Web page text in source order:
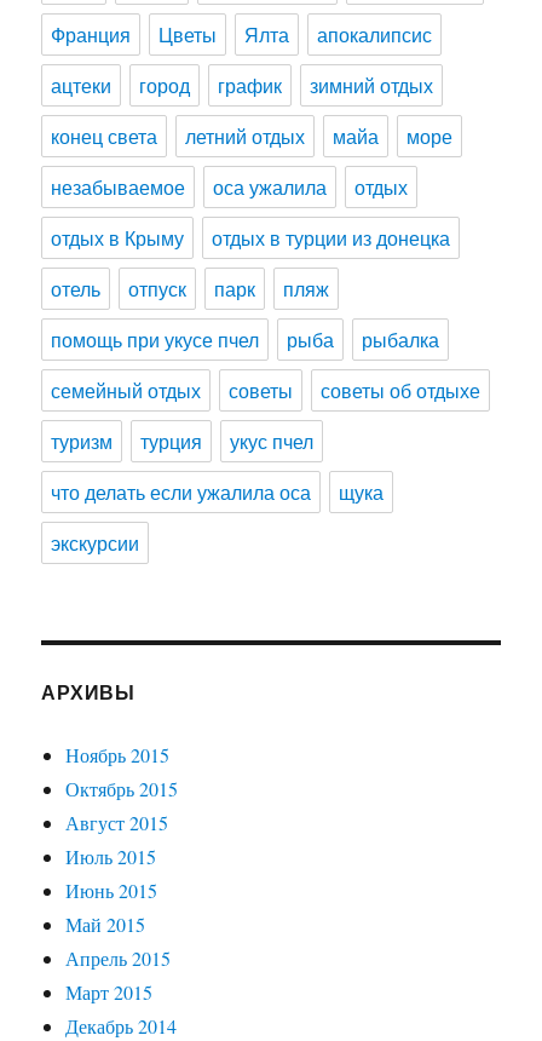
Франция
Цветы Ялта
апокалипсис
ацтеки
город график
зимний отдых
конец света
летний отдых майа
море
незабываемое
оса ужалила
отдых
отдых в Крыму
отдых в турции из донецка
отель
отпуск парк
пляж
помощь при укусе пчел
рыба
рыбалка
семейный отдых
советы
советы об отдыхе
туризм
турция
укус пчел
что делать если ужалила оса
щука
экскурсии
АРХИВЫ
Ноябрь 2015
Октябрь 2015
Август 2015
Июль 2015
Июнь 2015
Май 2015
Апрель 2015
Март 2015
Декабрь 2014